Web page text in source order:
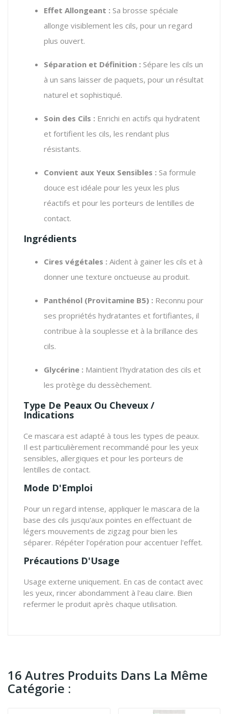
Effet Allongeant : Sa brosse spéciale
allonge visiblement les cils, pour un regard
plus ouvert.
Séparation et Définition : Sépare les cils un
à un sans laisser de paquets, pour un résultat
naturel et sophistiqué.
Soin des Cils : Enrichi en actifs qui hydratent
et fortifient les cils, les rendant plus
résistants.
Convient aux Yeux Sensibles : Sa formule
douce est idéale pour les yeux les plus
réactifs et pour les porteurs de lentilles de
contact.
Ingrédients
Cires végétales : Aident à gainer les cils et à
donner une texture onctueuse au produit.
Panthénol (Provitamine B5) : Reconnu pour
ses propriétés hydratantes et fortifiantes, il
contribue à la souplesse et à la brillance des
cils.
Glycérine : Maintient l'hydratation des cils et
les protège du dessèchement.
Type De Peaux Ou Cheveux /
Indications
Ce mascara est adapté à tous les types de peaux.
Il est particulièrement recommandé pour les yeux
sensibles, allergiques et pour les porteurs de
lentilles de contact.
Mode D'Emploi
Pour un regard intense, appliquer le mascara de la
base des cils jusqu'aux pointes en effectuant de
légers mouvements de zigzag pour bien les
séparer. Répéter l'opération pour accentuer l'effet.
Précautions D'Usage
Usage externe uniquement. En cas de contact avec
les yeux, rincer abondamment à l'eau claire. Bien
refermer le produit après chaque utilisation.
16 Autres Produits Dans La Même
Catégorie :